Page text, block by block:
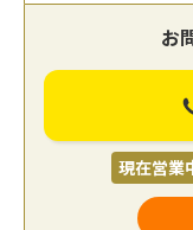
お
現在営業